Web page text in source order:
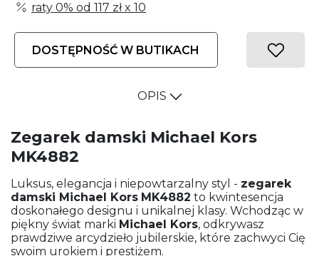
raty 0% od 117 złx 10
DOSTĘPNOŚĆ W BUTIKACH
OPIS
Zegarek damski Michael Kors
MK4882
Luksus, elegancja i niepowtarzalny styl - zegarek
damski Michael Kors MK4882 to kwintesencja
doskonałego designu i unikalnej klasy. Wchodząc w
piękny świat marki Michael Kors, odkrywasz
prawdziwe arcydzieło jubilerskie, które zachwyci Cię
swoim urokiem i prestiżem.